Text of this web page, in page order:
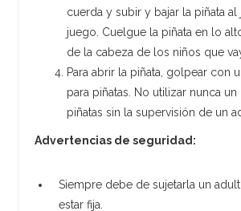
cuerda y subir y bajar la piñata al
juego. Cuelgue la piñata en lo
de la cabeza de los niños que
Para abrir la piñata, golpear con
para piñatas. No utilizar nunca un
piñatas sin la supervisión de un
Advertencias de seguridad:
Siempre debe de sujetarla un
estar fija.